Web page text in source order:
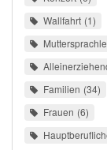
Wallfahrt 1
Familien 34
Frauen 6